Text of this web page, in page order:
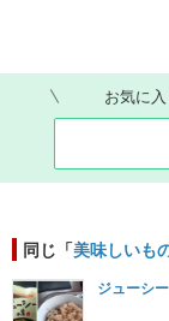
お気に
同じ「美味しいも
ジューシー